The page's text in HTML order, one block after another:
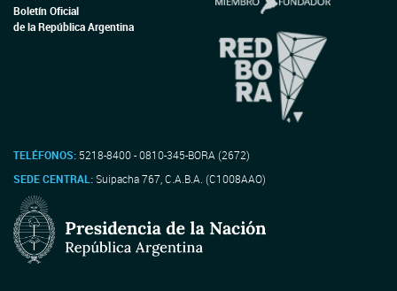
Boletín Oficial
de la República Argentina
TELÉFONOS: 5218-8400 - 0810-345-BORA (2672)
SEDE CENTRAL:Suipacha 767, C.A.B.A. (C1008AAO)